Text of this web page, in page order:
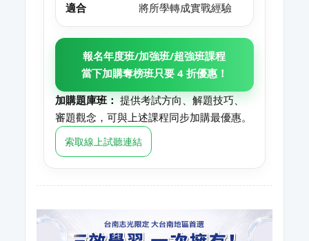
適合
將所學轉成實戰經驗
報名年度班/加強班/超強班課程
當下加購奪榜班只要 4 折優惠！
加購題庫班：提供考試方向、解題技巧、
審題觀念，可與上述課程同步加購最優惠。
索取線上試聽連結